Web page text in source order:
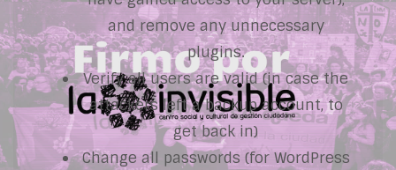
and remove any unnecessary
plugins.
Verify all users are valid (in case the
attackers left a backup account, to
get back in)
Change all passwords (for WordPress